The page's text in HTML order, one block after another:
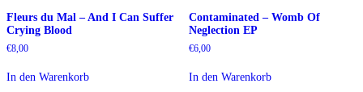
Fleurs du Mal – And I Can Suffer
Crying Blood
€8,00
In den Warenkorb
Contaminated – Womb Of
Neglection EP
€6,00
In den Warenkorb